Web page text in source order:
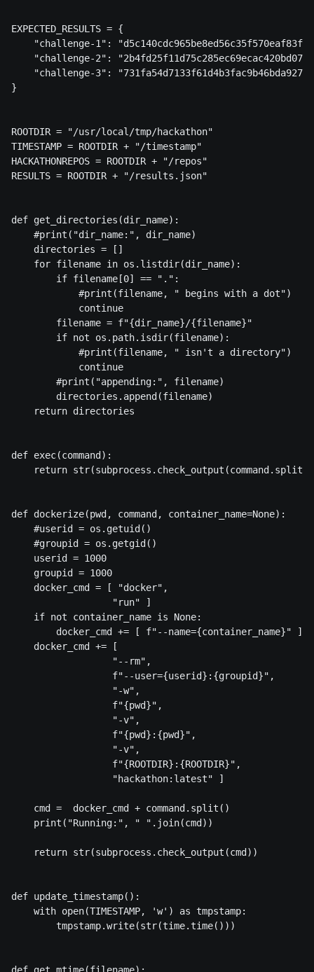
EXPECTED_RESULTS = {
    "challenge-1": "d5c140cdc965be8ed56c35f570eaf83f",
    "challenge-2": "2b4fd25f11d75c285ec69ecac420bd07",
    "challenge-3": "731fa54d7133f61d4b3fac9b46bda927"
}
ROOTDIR = "/usr/local/tmp/hackathon"
TIMESTAMP = ROOTDIR + "/timestamp"
HACKATHONREPOS = ROOTDIR + "/repos"
RESULTS = ROOTDIR + "/results.json"
def get_directories(dir_name):
    #print("dir_name:", dir_name)
    directories = []
    for filename in os.listdir(dir_name):
        if filename[0] == ".":
            #print(filename, " begins with a dot")
            continue
        filename = f"{dir_name}/{filename}"
        if not os.path.isdir(filename):
            #print(filename, " isn't a directory")
            continue
        #print("appending:", filename)
        directories.append(filename)
    return directories
def exec(command):
return
def dockerize(pwd, command, container_name=None):
    #userid = os.getuid()
    #groupid = os.getgid()
    userid = 1000
    groupid = 1000
    docker_cmd = [ "docker",
                  "run" ]
    if not container_name is None:
        docker_cmd += [ f"--name={container_name}" ]
    docker_cmd += [
                  "--rm",
                  f"--user={userid}:{groupid}",
                  "-w",
                  f"{pwd}",
                  "-v",
                  f"{pwd}:{pwd}",
                  "-v",
                  f"{ROOTDIR}:{ROOTDIR}",
                  "hackathon:latest" ]
    cmd =  docker_cmd + command.split()
    print("Running:", " ".join(cmd))
    return str(subprocess.check_output(cmd))
def update_timestamp():
    with open(TIMESTAMP, 'w') as tmpstamp:
        tmpstamp.write(str(time.time()))